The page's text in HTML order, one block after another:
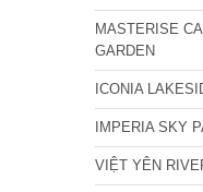
MASTERISE
GARDEN
ICONIA
IMPERIA SKY
VIỆT YÊN